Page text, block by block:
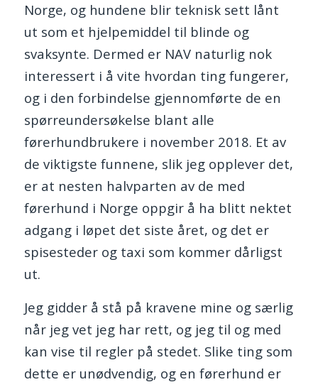
Norge, og hundene blir teknisk sett lånt
ut som et hjelpemiddel til blinde og
svaksynte. Dermed er NAV naturlig nok
interessert i å vite hvordan ting fungerer,
og i den forbindelse gjennomførte de en
spørreundersøkelse blant alle
førerhundbrukere i november 2018. Et av
de viktigste funnene, slik jeg opplever det,
er at nesten halvparten av de med
førerhund i Norge oppgir å ha blitt nektet
adgang i løpet det siste året, og det er
spisesteder og taxi som kommer dårligst
ut.
Jeg gidder å stå på kravene mine og særlig
når jeg vet jeg har rett, og jeg til og med
kan vise til regler på stedet. Slike ting som
dette er unødvendig, og en førerhund er